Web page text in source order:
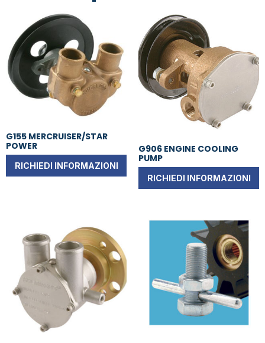
G155 MERCRUISER/STAR
POWER
RICHIEDI INFORMAZIONI
G906 ENGINE COOLING
PUMP
RICHIEDI INFORMAZIONI